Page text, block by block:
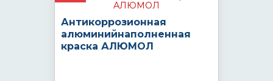
Антикоррозионная
алюминийнаполненная
краска АЛЮМОЛ